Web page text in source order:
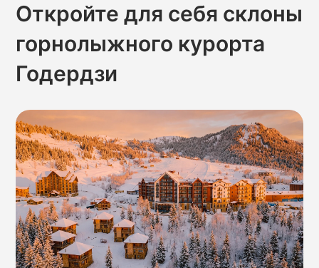
Откройте для себя склоны
горнолыжного курорта
Годердзи